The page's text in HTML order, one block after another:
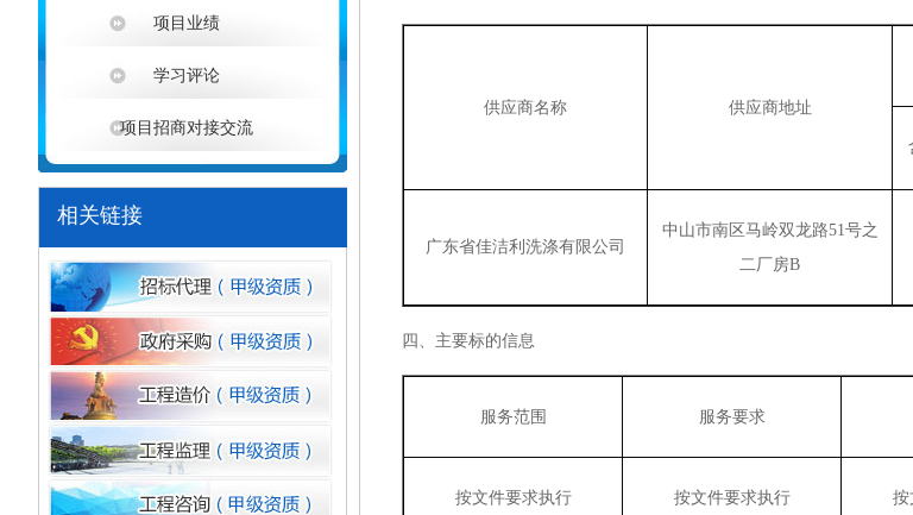
项目业绩
学习评论
项目招商对接交流
相关链接
供应商名称 供应商地址
广东省佳洁利洗涤有限公司
中山市南区马岭双龙路51号之
二厂房B
四、 主要标的信息
服务范围 服务要求
按文件要求执行 按文件要求执行 按